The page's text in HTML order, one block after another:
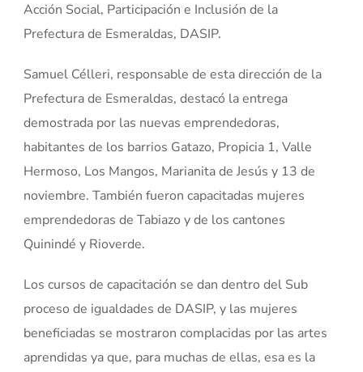
Acción Social, Participación e Inclusión de la
Prefectura de Esmeraldas, DASIP.
Samuel Célleri, responsable de esta dirección de la
Prefectura de Esmeraldas, destacó la entrega
demostrada por las nuevas emprendedoras,
habitantes de los barrios Gatazo, Propicia 1, Valle
Hermoso, Los Mangos, Marianita de Jesús y 13 de
noviembre. También fueron capacitadas mujeres
emprendedoras de Tabiazo y de los cantones
Quinindé y Rioverde.
Los cursos de capacitación se dan dentro del Sub
proceso de igualdades de DASIP, y las mujeres
beneficiadas se mostraron complacidas por las artes
aprendidas ya que, para muchas de ellas, esa es la